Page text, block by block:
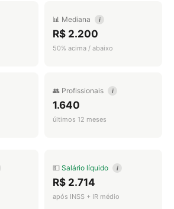
📊 Mediana i
R$ 2.200
50% acima / abaixo
👥 Profissionais i
1.640
últimos 12 meses
💵 Salário líquido i
R$ 2.714
após INSS + IR médio